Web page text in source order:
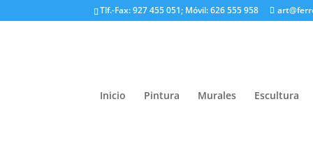
Tlf.-Fax: 927 455 051; Móvil: 626 555 958
Inicio Pintura Murales Escultura